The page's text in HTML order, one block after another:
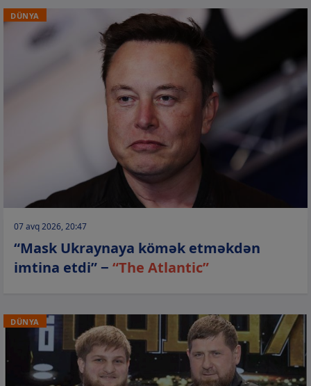
DÜNYA
07 avq 2026, 20:47
“Mask Ukraynaya kömək etməkdən
imtina etdi” − “The Atlantic”
DÜNYA